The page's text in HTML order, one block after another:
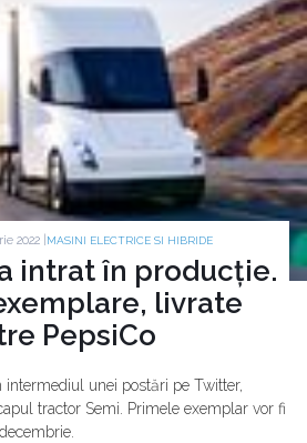
2022 | MASINI ELECTRICE SI HIBRIDE
intrat în producție.
livrate
PepsiCo
intermediul unei postări pe Twitter,
tractor Semi. Primele exemplar vor fi